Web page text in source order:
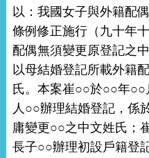
以：我國女子與外籍配
條例修正施行（九十年
配偶無須變更原登記之
以母結婚登記所載外籍
氏。本案崔○○於○○年○○
人○○辦理結婚登記，係
庸變更○○之中文姓氏；
長子○○辦理初設戶籍登